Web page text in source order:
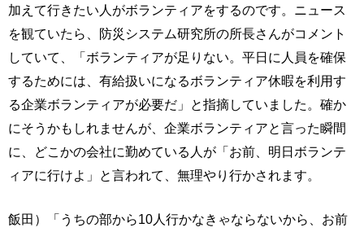
加えて行きたい人がボランティアをするのです。ニュース
を観ていたら、防災システム研究所の所長さんがコメント
していて、「ボランティアが足りない。平日に人員を確保
するためには、有給扱いになるボランティア休暇を利用す
る企業ボランティアが必要だ」と指摘していました。確か
にそうかもしれませんが、企業ボランティアと言った瞬間
に、どこかの会社に勤めている人が「お前、明日ボランテ
ィアに行けよ」と言われて、無理やり行かされます。
飯田）「うちの部から10人行かなきゃならないから、お前